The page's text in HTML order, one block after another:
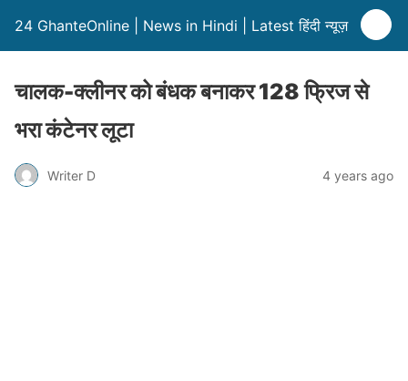
24 GhanteOnline | News in Hindi | Latest हिंदी न्यूज़
चालक-क्लीनर को बंधक बनाकर 128 फ्रिज से
भरा कंटेनर लूटा
Writer D 4 years ago